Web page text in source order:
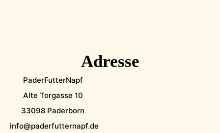
Adresse
PaderFutterNapf
Alte Torgasse 10
33098 Paderborn
info@paderfutternapf.de